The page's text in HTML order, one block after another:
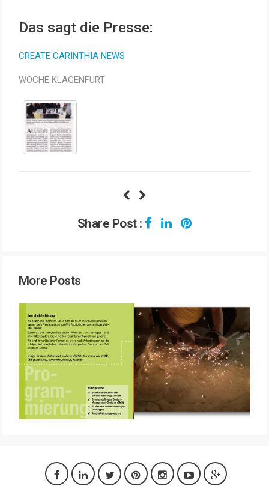
Das sagt die Presse:
CREATE CARINTHIA NEWS
WOCHE KLAGENFURT
Share Post :
More Posts